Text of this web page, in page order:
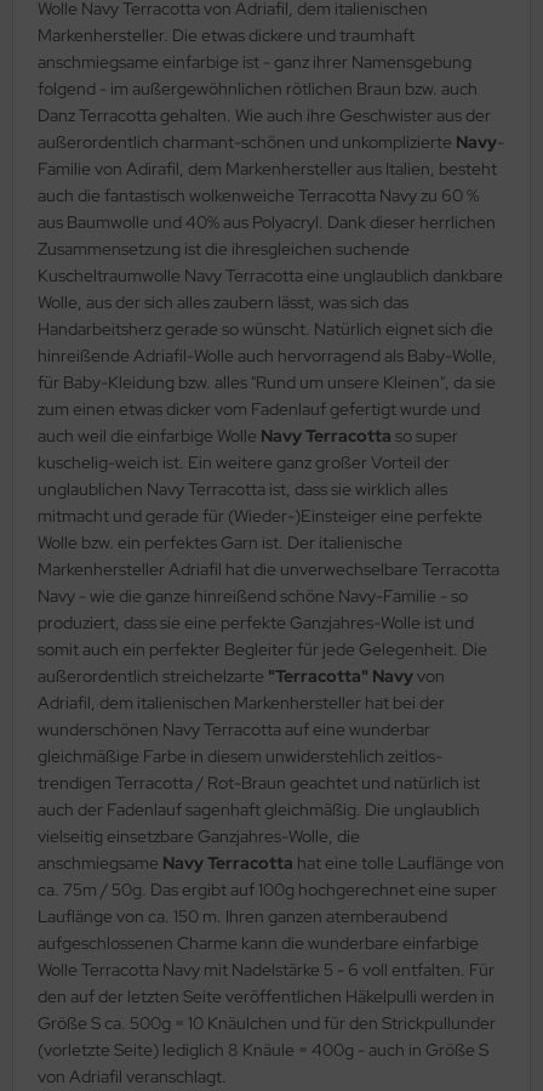
Wolle Navy Terracotta von Adriafil, dem italienischen
Markenhersteller. Die etwas dickere und traumhaft
anschmiegsame einfarbige ist - ganz ihrer Namensgebung
folgend - im außergewöhnlichen rötlichen Braun bzw. auch
Danz Terracotta gehalten. Wie auch ihre Geschwister aus der
außerordentlich charmant-schönen und unkomplizierte Navy-
Familie von Adirafil, dem Markenhersteller aus Italien, besteht
auch die fantastisch wolkenweiche Terracotta Navy zu 60 %
aus Baumwolle und 40% aus Polyacryl. Dank dieser herrlichen
Zusammensetzung ist die ihresgleichen suchende
Kuscheltraumwolle Navy Terracotta eine unglaublich dankbare
Wolle, aus der sich alles zaubern lässt, was sich das
Handarbeitsherz gerade so wünscht. Natürlich eignet sich die
hinreißende Adriafil-Wolle auch hervorragend als Baby-Wolle,
für Baby-Kleidung bzw. alles "Rund um unsere Kleinen", da sie
zum einen etwas dicker vom Fadenlauf gefertigt wurde und
auch weil die einfarbige Wolle Navy Terracotta so super
kuschelig-weich ist. Ein weitere ganz großer Vorteil der
unglaublichen Navy Terracotta ist, dass sie wirklich alles
mitmacht und gerade für (Wieder-)Einsteiger eine perfekte
Wolle bzw. ein perfektes Garn ist. Der italienische
Markenhersteller Adriafil hat die unverwechselbare Terracotta
Navy - wie die ganze hinreißend schöne Navy-Familie - so
produziert, dass sie eine perfekte Ganzjahres-Wolle ist und
somit auch ein perfekter Begleiter für jede Gelegenheit. Die
außerordentlich streichelzarte "Terracotta" Navyvon
Adriafil, dem italienischen Markenhersteller hat bei der
wunderschönen Navy Terracotta auf eine wunderbar
gleichmäßige Farbe in diesem unwiderstehlich zeitlos-
trendigen Terracotta / Rot-Braun geachtet und natürlich ist
auch der Fadenlauf sagenhaft gleichmäßig. Die unglaublich
vielseitig einsetzbare Ganzjahres-Wolle, die
anschmiegsame Navy Terracotta hat eine tolle Lauflänge von
ca. 75m / 50g. Das ergibt auf 100g hochgerechnet eine super
Lauflänge von ca. 150 m. Ihren ganzen atemberaubend
aufgeschlossenen Charme kann die wunderbare einfarbige
Wolle Terracotta Navy mit Nadelstärke 5 - 6 voll entfalten. Für
den auf der letzten Seite veröffentlichen Häkelpulli werden in
Größe S ca. 500g = 10 Knäulchen und für den Strickpullunder
(vorletzte Seite) lediglich 8 Knäule = 400g - auch in Größe S
von Adriafil veranschlagt.